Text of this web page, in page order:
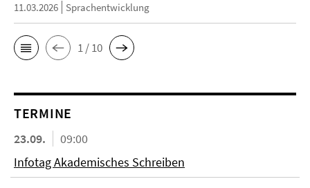
11.03.2026 Sprachentwicklung
1 / 10
TERMINE
23.09.
09:00
Infotag Akademisches Schreiben